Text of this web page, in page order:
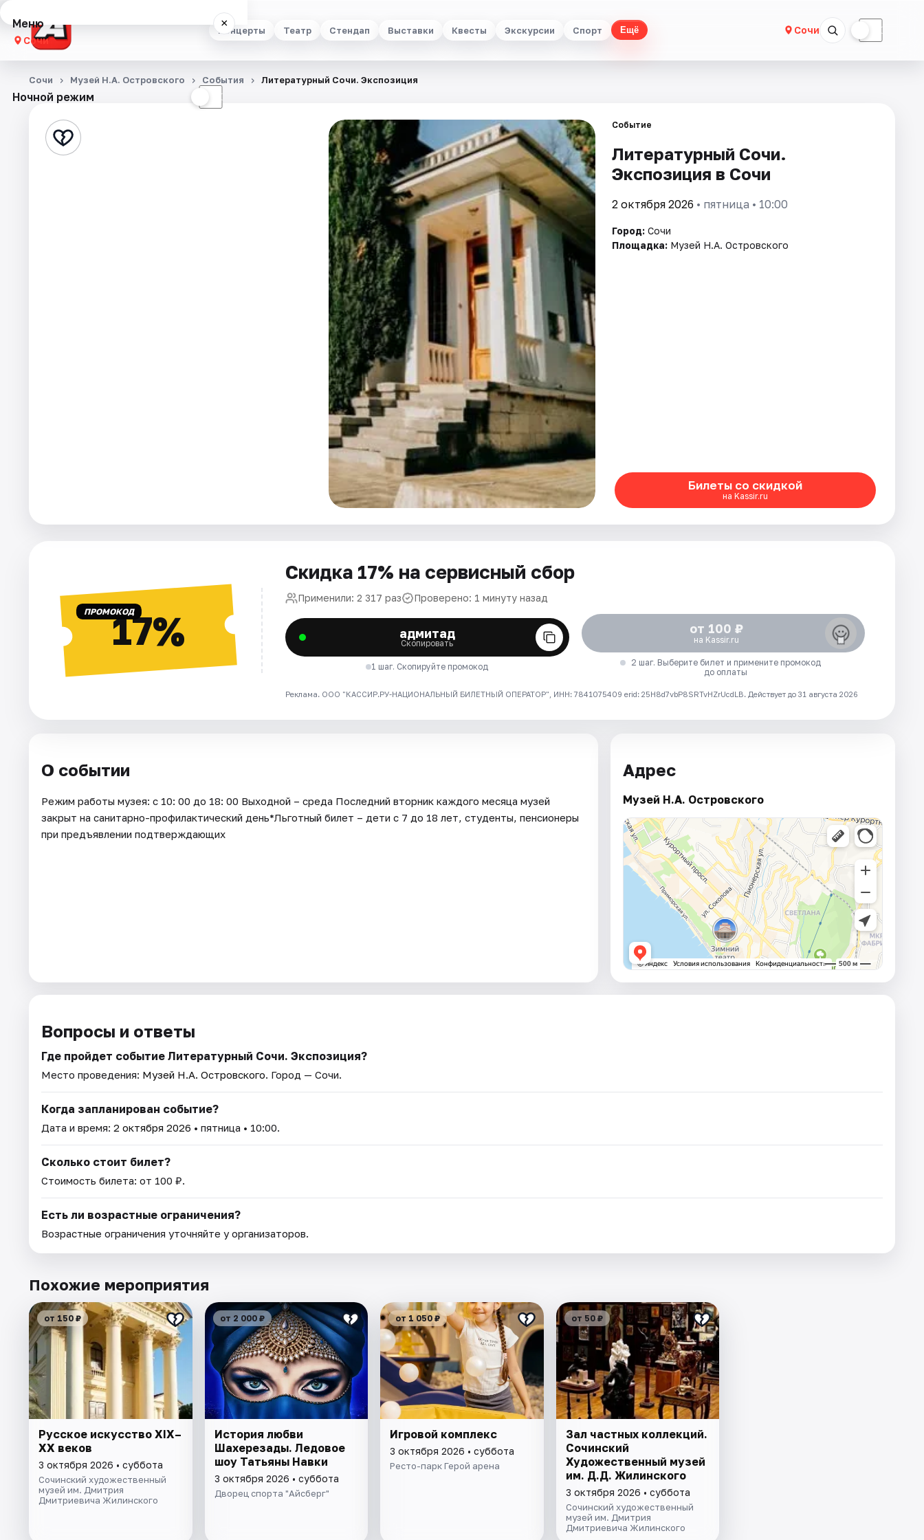
Концерты Театр Стендап Выставки Квесты Экскурсии Спорт Ещё Сочи ☾
Меню ×
Сочи
Концерты
Стендап
Ночной режим ☾
Сочи Музей Н.А. Островского События Литературный Сочи. Экспозиция
Событие
Литературный Сочи.
Экспозиция в Сочи
2 октября 2026 • пятница • 10:00
Город: Сочи
Площадка: Музей Н.А. Островского
Билеты со скидкой
на Kassir.ru
ПРОМОКОД17%
Скидка 17% на сервисный сбор
Применили: 2 317 раз Проверено: 1 минуту назад
адмитад
Скопировать
1 шаг. Скопируйте промокод
от 100 ₽
на Kassir.ru
2 шаг. Выберите билет и примените промокод
до оплаты
Реклама. ООО "КАССИР.РУ-НАЦИОНАЛЬНЫЙ БИЛЕТНЫЙ ОПЕРАТОР", ИНН: 7841075409 erid: 25H8d7vbP8SRTvHZrUcdLB. Действует до 31 августа 2026
О событии
Режим работы музея: с 10: 00 до 18: 00 Выходной – среда Последний вторник каждого месяца музей
закрыт на санитарно-профилактический день*Льготный билет – дети с 7 до 18 лет, студенты, пенсионеры
при предъявлении подтверждающих
Адрес
Музей Н.А. Островского
Вопросы и ответы
Где пройдет событие Литературный Сочи. Экспозиция?
Место проведения: Музей Н.А. Островского. Город — Сочи.
Когда запланирован событие?
Дата и время: 2 октября 2026 • пятница • 10:00.
Сколько стоит билет?
Стоимость билета: от 100 ₽.
Есть ли возрастные ограничения?
Возрастные ограничения уточняйте у организаторов.
Похожие мероприятия
от 150 ₽
Русское искусство XIX–
XX веков
3 октября 2026 • суббота
Сочинский художественный
музей им. Дмитрия
Дмитриевича Жилинского
от 2 000 ₽
История любви
Шахерезады. Ледовое
шоу Татьяны Навки
3 октября 2026 • суббота
Дворец спорта "Айсберг"
от 1 050 ₽
Игровой комплекс
3 октября 2026 • суббота
Ресто-парк Герой арена
от 50 ₽
Зал частных коллекций.
Сочинский
Художественный музей
им. Д.Д. Жилинского
3 октября 2026 • суббота
Сочинский художественный
музей им. Дмитрия
Дмитриевича Жилинского